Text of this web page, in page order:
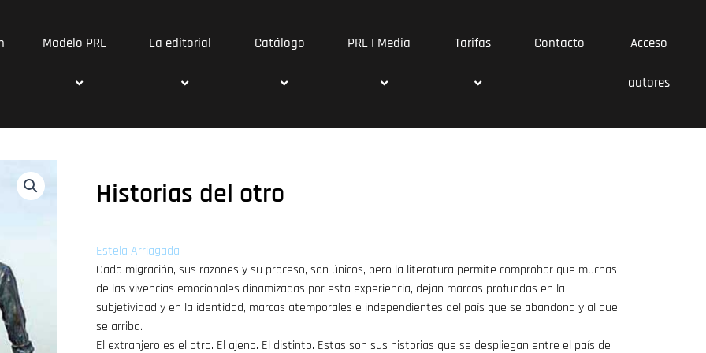
Modelo PRL La editorial Catálogo PRL | Media Tarifas Contacto Acceso
autores
Historias del otro
Estela Arriagada
Cada migración, sus razones y su proceso, son únicos, pero la literatura permite comprobar que muchas
de las vivencias emocionales dinamizadas por esta experiencia, dejan marcas profundas en la
subjetividad y en la identidad, marcas atemporales e independientes del país que se abandona y al que
se arriba.
El extranjero es el otro. El ajeno. El distinto. Estas son sus historias que se despliegan entre el país de